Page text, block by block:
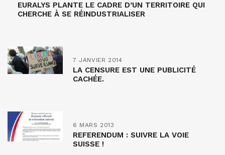
EURALYS PLANTE LE CADRE D’UN TERRITOIRE QUI
CHERCHE À SE RÉINDUSTRIALISER
7 JANVIER 2014
LA CENSURE EST UNE PUBLICITÉ
CACHÉE.
6 MARS 2013
REFERENDUM : SUIVRE LA VOIE
SUISSE !